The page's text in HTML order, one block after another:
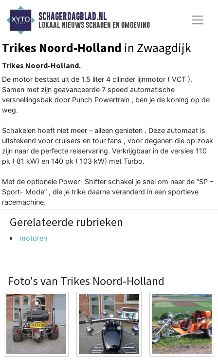
SCHAGERDAGBLAD.NL
lokaal nieuws schagen en omgeving
Trikes Noord-Holland in Zwaagdijk
Trikes Noord-Holland.
De motor bestaat uit de 1.5 liter 4 cilinder lijnmotor ( VCT ).
Samen met zijn geavanceerde 7 speed automatische
versnellingsbak door Punch Powertrain , ben je de koning op de
weg.
Schakelen hoeft niet meer – alleen genieten . Deze automaat is
uitstekend voor cruisers en tour fans , voor degenen die op zoek
zijn naar de perfecte reiservaring. Verkrijgbaar in de versies 110
pk ( 81 kW) en 140 pk ( 103 kW) met Turbo.
Met de optionele Power- Shifter schakel je snel om naar de “SP –
Sport- Mode” , die je trike daarna veranderd in een sportieve
racemachine.
Gerelateerde rubrieken
motoren
Foto's van Trikes Noord-Holland